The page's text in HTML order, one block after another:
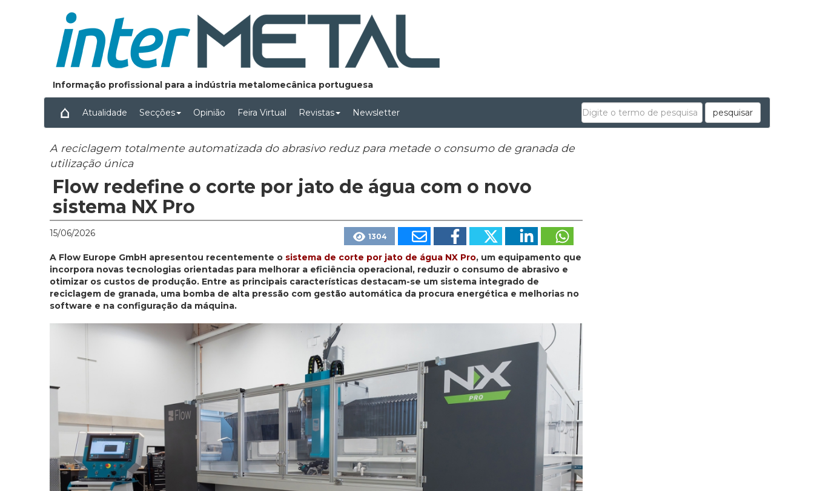
Informação profissional para a indústria metalomecânica portuguesa
Atualidade Secções Opinião Feira Virtual Revistas Newsletter pesquisar
A reciclagem totalmente automatizada do abrasivo reduz para metade o consumo de granada de
utilização única
Flow redefine o corte por jato de água com o novo
sistema NX Pro
15/06/2026 1304
A Flow Europe GmbH apresentou recentemente o sistema de corte por jato de água NX Pro, um equipamento que
incorpora novas tecnologias orientadas para melhorar a eficiência operacional, reduzir o consumo de abrasivo e
otimizar os custos de produção. Entre as principais características destacam-se um sistema integrado de
reciclagem de granada, uma bomba de alta pressão com gestão automática da procura energética e melhorias no
software e na configuração da máquina.